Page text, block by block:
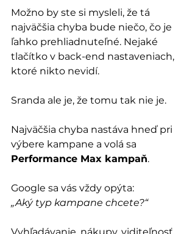
Možno by ste si mysleli, že tá
najväčšia chyba bude niečo, čo je
ľahko prehliadnuteľné. Nejaké
tlačítko v back-end nastaveniach,
ktoré nikto nevidí.
Sranda ale je, že tomu tak nie je.
Najväčšia chyba nastáva hneď pri
výbere kampane a volá sa
Performance Max kampaň.
Google sa vás vždy opýta:
„Aký typ kampane chcete?“